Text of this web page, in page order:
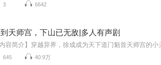
3 6642
天师宫，下山已无敌|多人有声剧
645 40.9万